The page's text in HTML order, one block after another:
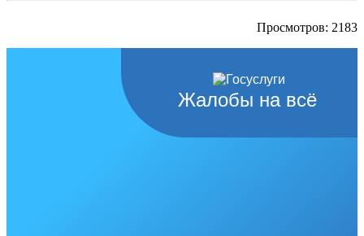
Просмотров: 2183
Жалобы на всё